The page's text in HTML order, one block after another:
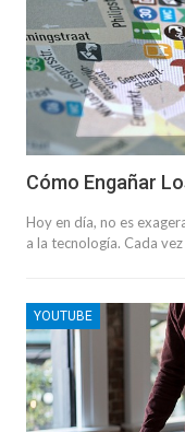
Cómo Engañar
Hoy en día, no es
a la tecnología. Cada
YOUTUBE